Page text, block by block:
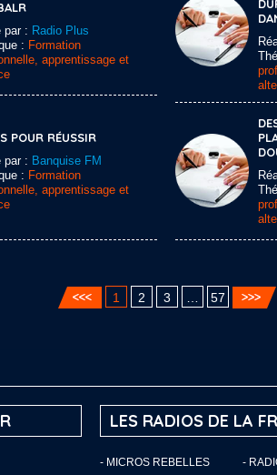
par : Radio Plus
: Formation
apprentissage et
POUR RÉUSSIR
par : Banquise FM
: Formation
apprentissage et
1 2 3 57
LES RADIOS DE LA
- MICROS REBELLES
-